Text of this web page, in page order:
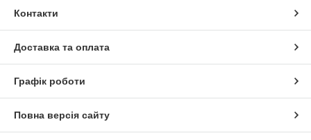
Контакти
Доставка та оплата
Графік роботи
Повна версія сайту